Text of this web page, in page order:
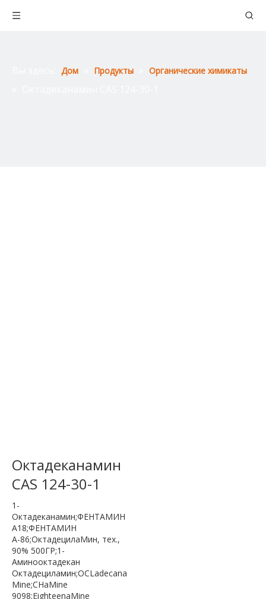
Дом Продукты Органические химикаты
Октадеканамин
CAS 124-30-1
1-
Октадеканамин;ФЕНТАМИН
А18;ФЕНТАМИН
А-86;ОктадецилаМин, тех.,
90% 500ГР;1-
Аминооктадекан
Октадециламин;OCLadecana
Mine;CHaMine
9098;EighteenaMine